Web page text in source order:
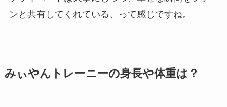
ンと共有してくれている、って感じですね。
みぃやんトレーニーの身長や体重は？